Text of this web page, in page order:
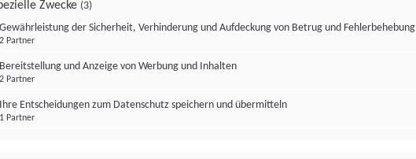
Zwecke (3)
Gewährleistung der Sicherheit, Verhinderung und Aufdeckung von Betrug und Fehlerbehebung
2 Partner
Bereitstellung und Anzeige von Werbung und Inhalten
2 Partner
Ihre Entscheidungen zum Datenschutz speichern und übermitteln
1 Partner